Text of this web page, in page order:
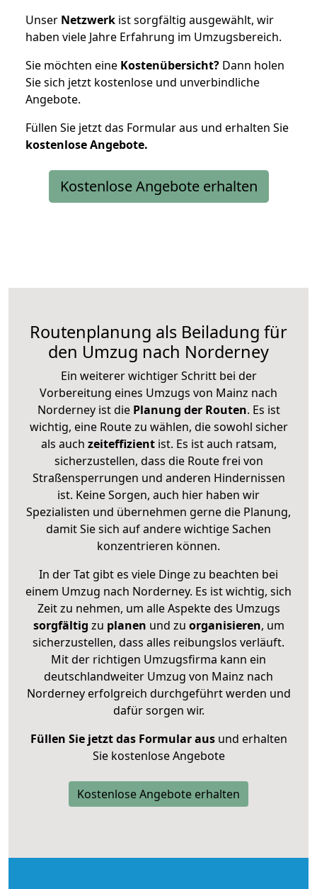
Unser Netzwerk ist sorgfältig ausgewählt, wir
haben viele Jahre Erfahrung im Umzugsbereich.
Sie möchten eine Kostenübersicht? Dann holen
Sie sich jetzt kostenlose und unverbindliche
Angebote.
Füllen Sie jetzt das Formular aus und erhalten Sie
kostenloseAngebote.
Kostenlose Angebote erhalten
Routenplanung als Beiladung für
den Umzug nach Norderney
Ein weiterer wichtiger Schritt bei der
Vorbereitung eines Umzugs von Mainz nach
Norderney ist diePlanung der Routen. Es ist
wichtig, eine Route zu wählen, die sowohl sicher
als auch zeiteffizientist. Es ist auch ratsam,
sicherzustellen, dass die Route frei von
Straßensperrungen und anderen Hindernissen
ist. Keine Sorgen, auch hier haben wir
Spezialisten und übernehmen gerne die Planung,
damit Sie sich auf andere wichtige Sachen
konzentrieren können.
In der Tat gibt es viele Dinge zu beachten bei
einem Umzug nach Norderney. Es ist wichtig, sich
Zeit zu nehmen, um alle Aspekte des Umzugs
sorgfältig zu planen und zu organisieren, um
sicherzustellen, dass alles reibungslos verläuft.
Mit der richtigen Umzugsfirma kann ein
deutschlandweiter Umzug von Mainz nach
Norderney erfolgreich durchgeführt werden und
dafür sorgen wir.
Füllen Sie jetzt das Formular ausund erhalten
Sie kostenlose Angebote
Kostenlose Angebote erhalten